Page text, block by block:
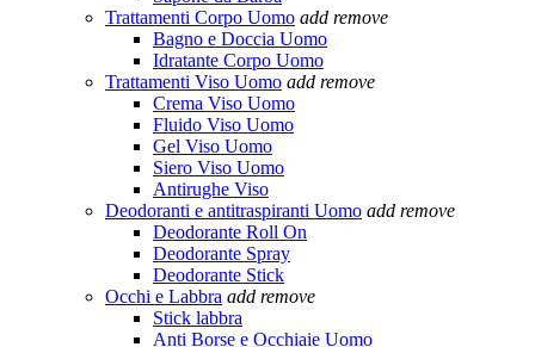
Trattamenti Corpo Uomo add remove
Bagno e Doccia Uomo
Idratante Corpo Uomo
Trattamenti Viso Uomo add remove
Crema Viso Uomo
Fluido Viso Uomo
Gel Viso Uomo
Siero Viso Uomo
Antirughe Viso
Deodoranti e antitraspiranti Uomo add remove
Deodorante Roll On
Deodorante Spray
Deodorante Stick
Occhi e Labbra add remove
Stick labbra
Anti Borse e Occhiaie Uomo